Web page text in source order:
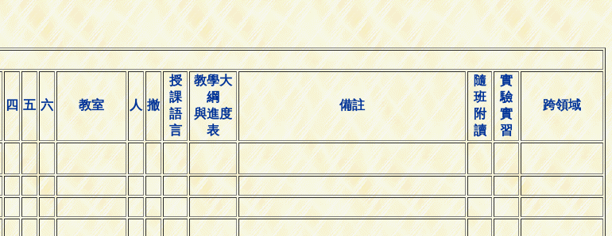
四 五 六 教室 人 撤
授
課
語
言
教學大
綱
與進度
表
備註
隨
班
附
讀
實
驗
實
習
跨領域